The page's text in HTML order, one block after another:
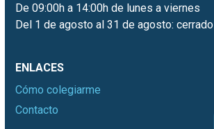
De 09:00h a 14:00h de lunes a viernes
Del 1 de agosto al 31 de agosto: cerrado
ENLACES
Cómo colegiarme
Contacto